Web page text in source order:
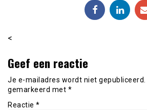
<
Geef een reactie
Je e-mailadres wordt niet gepubliceerd.
gemarkeerd met *
Reactie *